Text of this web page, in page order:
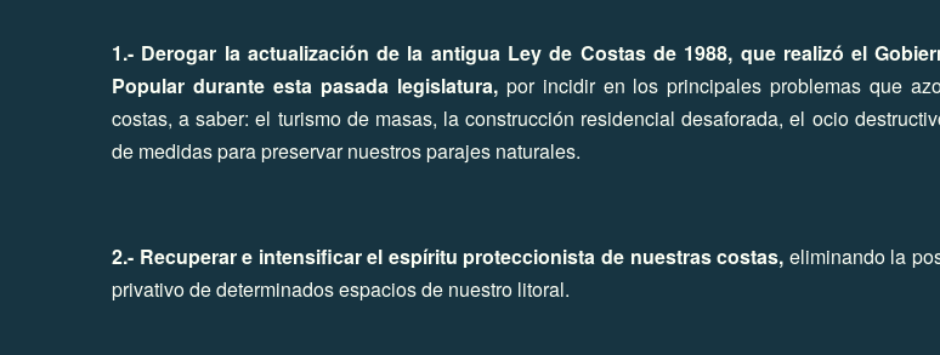
1.- Derogar la actualización de la antigua Ley de Costas de 1988, que realizó el
Popular durante esta pasada legislatura,por incidir en los principales problemas que
costas, a saber: el turismo de masas, la construcción residencial desaforada, el ocio
de medidas para preservar nuestros parajes naturales.
2.- Recuperar e intensificar el espíritu proteccionista de nuestras costas, eliminando la
privativo de determinados espacios de nuestro litoral.